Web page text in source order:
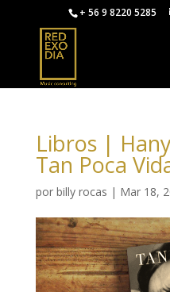
+ 56 9 8220 5285
Libros |
Tan Poca
por billy rocas | Mar 18,